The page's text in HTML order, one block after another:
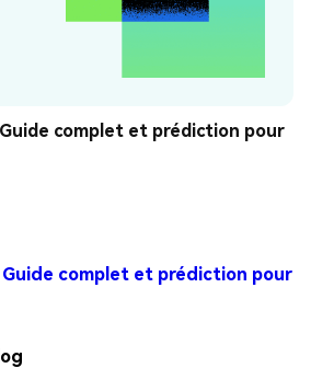
complet et prédiction pour
complet et prédiction pour